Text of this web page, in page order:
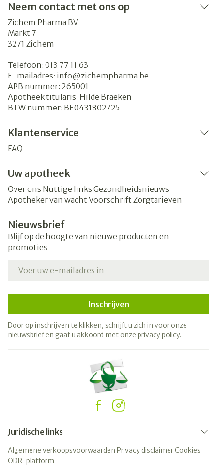
Neem contact met ons op
Zichem Pharma BV
Markt 7
3271 Zichem
Telefoon: 013 77 11 63
E-mailadres: info@zichempharma.be
APB nummer: 265001
Apotheek titularis: Hilde Braeken
BTW nummer: BE0431802725
Klantenservice
FAQ
Uw apotheek
Over ons Nuttige links Gezondheidsnieuws
Apotheker van wacht Voorschrift Zorgtarieven
Nieuwsbrief
Blijf op de hoogte van nieuwe producten en
promoties
Inschrijven
Door op inschrijven te klikken, schrijft u zich in voor onze
nieuwsbrief en gaat u akkoord met onze privacy policy.
Juridische links
Algemene verkoopsvoorwaarden Privacy disclaimerCookies
ODR-platform